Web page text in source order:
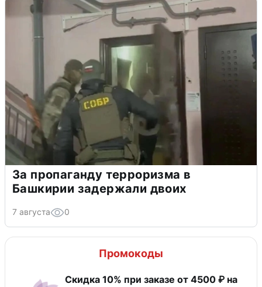
За пропаганду терроризма в
Башкирии задержали двоих
7 августа 0
Промокоды
Скидка 10% при заказе от 4500 ₽ на